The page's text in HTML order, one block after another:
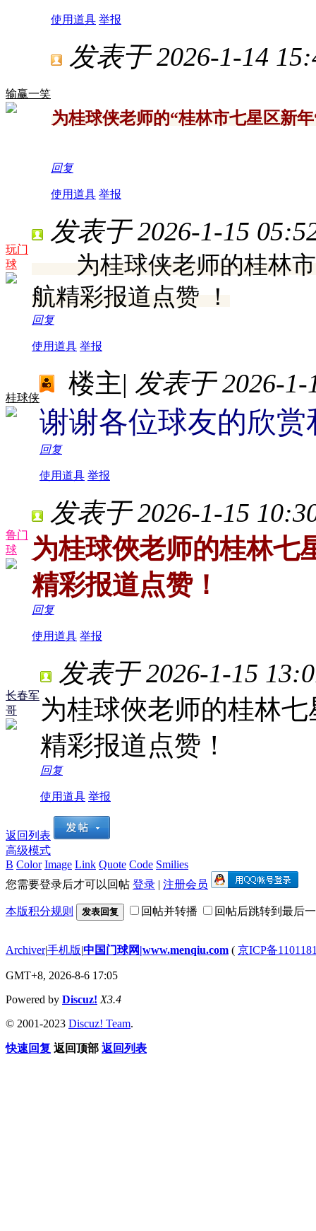
使用道具 举报
输赢一笑
发表于 2026-1-14
为桂球侠老师的“桂林市七星区新
回复
使用道具 举报
玩门
球
发表于 2026-1-15
为桂球侠老师的桂林市
航精彩报道点赞 ！
回复
使用道具 举报
桂球侠 楼主| 发表于 2026-1-
谢谢各位球友的欣赏
回复
使用道具 举报
鲁门
球
发表于 2026-1-15
为桂球俠老师的桂林七
精彩报道点赞！
回复
使用道具 举报
长春军
哥
发表于 2026-1-15
为桂球俠老师的桂林
精彩报道点赞！
回复
使用道具 举报
返回列表
高级模式
B Color Image Link Quote Code Smilies
您需要登录后才可以回帖 登录 | 注册会员
本版积分规则 发表回复 回帖并转播 回帖后跳转到最后
Archiver|手机版|中国门球网|www.menqiu.com ( 京ICP备
GMT+8, 2026-8-6 17:05
Powered by Discuz! X3.4
© 2001-2023 Discuz! Team.
快速回复 返回顶部 返回列表